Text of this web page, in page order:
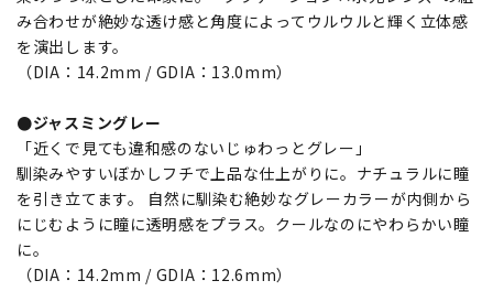
み合わせが絶妙な透け感と角度によってウルウルと輝く立体感
を演出します。
（DIA：14.2mm / GDIA：13.0mm）
●ジャスミングレー
「近くで見ても違和感のないじゅわっとグレー」
馴染みやすいぼかしフチで上品な仕上がりに。ナチュラルに瞳
を引き立てます。 自然に馴染む絶妙なグレーカラーが内側から
にじむように瞳に透明感をプラス。クールなのにやわらかい瞳
に。
（DIA：14.2mm / GDIA：12.6mm）